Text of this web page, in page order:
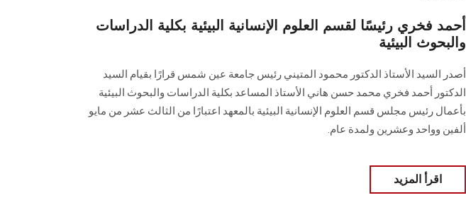
أحمد فخري رئيسًا لقسم العلوم الإنسانية البيئية بكلية الدراسات
والبحوث البيئية
أصدر السيد الأستاذ الدكتور محمود المتيني رئيس جامعة عين شمس قرارًا بقيام السيد
الدكتور أحمد فخري محمد حسن هاني الأستاذ المساعد بكلية الدراسات والبحوث البيئية
بأعمال رئيس مجلس قسم العلوم الإنسانية البيئية بالمعهد اعتبارًا من الثالث عشر من مايو
ألفين وواحد وعشرين ولمدة عام.
اقرأ المزيد